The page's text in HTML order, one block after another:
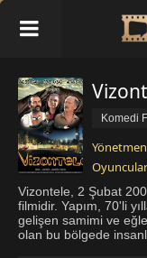
Komedi
Vizontele, 2 Şubat
filmidir. Yapım, 70'li
gelişen samimi ve
olan bu bölgede